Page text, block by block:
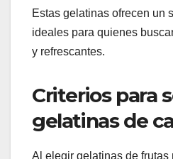
Estas gelatinas ofrecen un
ideales para quienes
y refrescantes.
Criterios para
gelatinas de
Al elegir gelatinas de frutas